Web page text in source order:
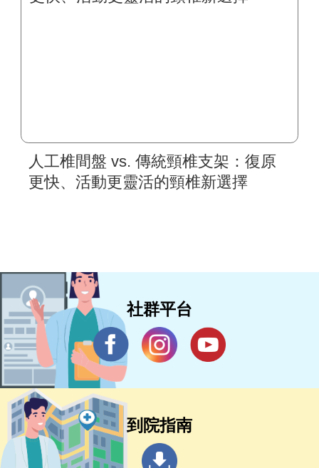
人工椎間盤 vs. 傳統頸椎支架：復原
更快、活動更靈活的頸椎新選擇
社群平台
到院指南